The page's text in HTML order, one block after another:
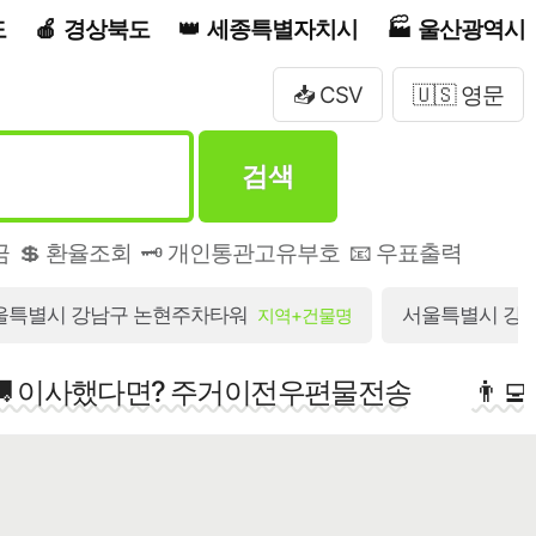
경상북도 세종특별자치시 울산광역시
📥 CSV 🇺🇸 영문
검색
💲 환율조회 🗝️ 개인통관고유부호 📧 우표출력
특별시 강남구 논현주차타워 지역+건물명 서울특별시 강
이사했다면? 주거이전우편물전송